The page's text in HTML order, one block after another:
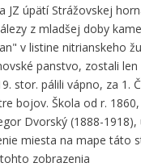
JZ úpätí Strážovskej
z mladšej doby
v listine nitrianskeho
panstvo, zostali
stor. pálili vápno, za 1.
bojov. Škola od r.
Dvorský (1888-
miesta na mape táto
zobrazenia